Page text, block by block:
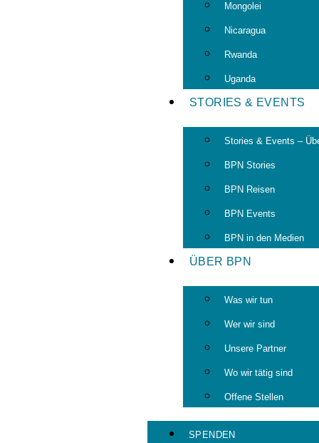
Mongolei
Nicaragua
Rwanda
Uganda
STORIES & EVENTS
Stories & Events –
BPN Stories
BPN Reisen
BPN Events
BPN in den Medien
ÜBER BPN
Was wir tun
Wer wir sind
Unsere Partner
Wo wir tätig sind
Offene Stellen
SPENDEN